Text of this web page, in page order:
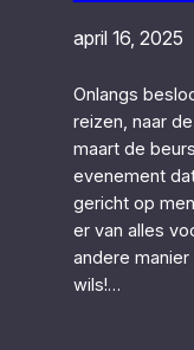
april 16, 2025
Onlangs
reizen, naar
maart de
evenement
gericht op
er van alles
andere
wils!…